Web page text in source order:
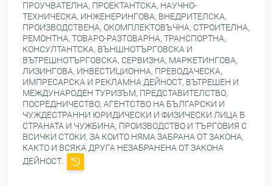
ПРОУЧВАТЕЛНА, ПРОЕКТАНТСКА, НАУЧНО-
ТЕХНИЧЕСКА, ИНЖЕНЕРИНГОВА, ВНЕДРИТЕЛСКА,
ПРОИЗВОДСТВЕНА, ОКОМПЛЕКТОВЪЧНА, СТРОИТЕЛНА,
РЕМОНТНА, ТОВАРО-РАЗТОВАРНА, ТРАНСПОРТНА,
КОНСУЛТАНТСКА, ВЪНШНОТЪРГОВСКА И
ВЪТРЕШНОТЪРГОВСКА, СЕРВИЗНА, МАРКЕТИНГОВА,
ЛИЗИНГОВА, ИНВЕСТИЦИОННА, ПРЕВОДАЧЕСКА,
ИМПРЕСАРСКА И РЕКЛАМНА ДЕЙНОСТ, ВЪТРЕШЕН И
МЕЖДУНАРОДЕН ТУРИЗЪМ, ПРЕДСТАВИТЕЛСТВО,
ПОСРЕДНИЧЕСТВО, АГЕНТСТВО НА БЪЛГАРСКИ И
ЧУЖДЕСТРАННИ ЮРИДИЧЕСКИ И ФИЗИЧЕСКИ ЛИЦА В
СТРАНАТА И ЧУЖБИНА, ПРОИЗВОДСТВО И ТЪРГОВИЯ С
ВСИЧКИ СТОКИ, ЗА КОИТО НЯМА ЗАБРАНА ОТ ЗАКОНА,
КАКТО И ВСЯКА ДРУГА НЕЗАБРАНЕНА ОТ ЗАКОНА
ДЕЙНОСТ.